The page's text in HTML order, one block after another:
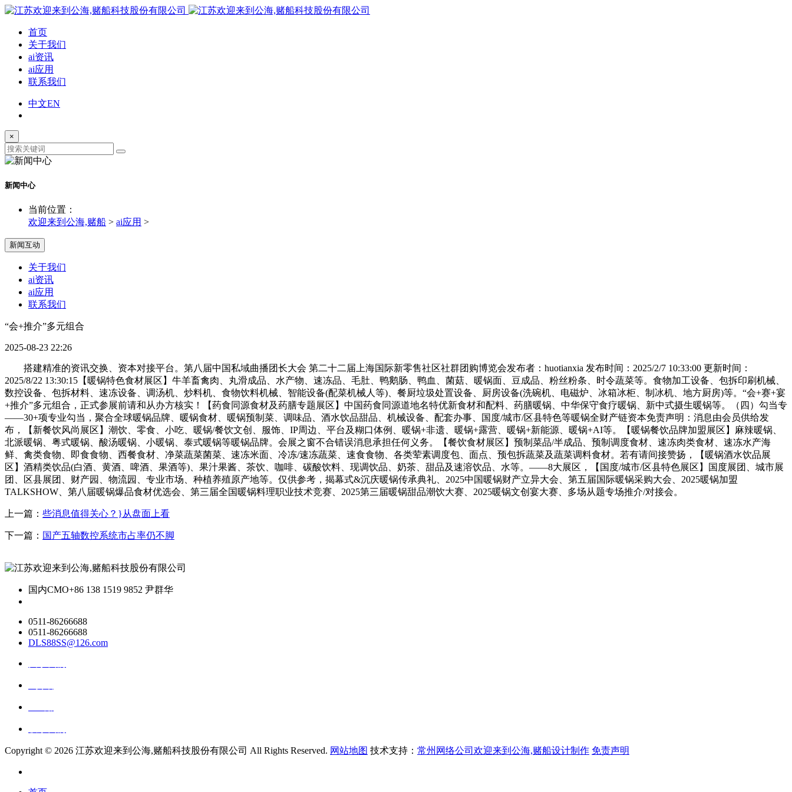
首页
关于我们
ai资讯
ai应用
联系我们
中文EN
×
新闻中心
当前位置：
欢迎来到公海,赌船 > ai应用 >
新闻互动
关于我们
ai资讯
ai应用
联系我们
“会+推介”多元组合
2025-08-23 22:26
搭建精准的资讯交换、资本对接平台。第八届中国私域曲播团长大会 第二十二届上海国际新零售社区社群团购博览会发布者：huotianxia 发布时间：2025/2/7 10:33:00 更新时间：
2025/8/22 13:30:15【暖锅特色食材展区】牛羊畜禽肉、丸滑成品、水产物、速冻品、毛肚、鸭鹅肠、鸭血、菌菇、暖锅面、豆成品、粉丝粉条、时令蔬菜等。食物加工设备、包拆印刷机械、
数控设备、包拆材料、速冻设备、调汤机、炒料机、食物饮料机械、智能设备(配菜机械人等)、餐厨垃圾处置设备、厨房设备(洗碗机、电磁炉、冰箱冰柜、制冰机、地方厨房)等。“会+赛+宴
+推介”多元组合，正式参展前请和从办方核实！【药食同源食材及药膳专题展区】中国药食同源道地名特优新食材和配料、药膳暖锅、中华保守食疗暖锅、新中式摄生暖锅等。（四）勾当专
——30+项专业勾当，聚合全球暖锅品牌、暖锅食材、暖锅预制菜、调味品、酒水饮品甜品、机械设备、配套办事、国度/城市/区县特色等暖锅全财产链资本免责声明：消息由会员供给发
布，【新餐饮风尚展区】潮饮、零食、小吃、暖锅/餐饮文创、服饰、IP周边、平台及糊口体例、暖锅+非遗、暖锅+露营、暖锅+新能源、暖锅+AI等。【暖锅餐饮品牌加盟展区】麻辣暖锅、
北派暖锅、粤式暖锅、酸汤暖锅、小暖锅、泰式暖锅等暖锅品牌。会展之窗不合错误消息承担任何义务。【餐饮食材展区】预制菜品/半成品、预制调度食材、速冻肉类食材、速冻水产海
鲜、禽类食物、即食食物、西餐食材、净菜蔬菜菌菜、速冻米面、冷冻/速冻蔬菜、速食食物、各类荤素调度包、面点、预包拆蔬菜及蔬菜调料食材。若有请间接赞扬，【暖锅酒水饮品展
区】酒精类饮品(白酒、黄酒、啤酒、果酒等)、果汁果酱、茶饮、咖啡、碳酸饮料、现调饮品、奶茶、甜品及速溶饮品、水等。——8大展区，【国度/城市/区县特色展区】国度展团、城市展
团、区县展团、财产园、物流园、专业市场、种植养殖原产地等。仅供参考，揭幕式&沉庆暖锅传承典礼、2025中国暖锅财产立异大会、第五届国际暖锅采购大会、2025暖锅加盟
TALKSHOW、第八届暖锅爆品食材优选会、第三届全国暖锅料理职业技术竞赛、2025第三届暖锅甜品潮饮大赛、2025暖锅文创宴大赛、多场从题专场推介/对接会。
上一篇： 些消息值得关心？}从盘面上看
下一篇： 国产五轴数控系统市占率仍不脚
国内CMO+86 138 1519 9852 尹群华
0511-86266688
0511-86266688
DLS88SS@126.com
Copyright © 2026 江苏欢迎来到公海,赌船科技股份有限公司 All Rights Reserved. 网站地图 技术支持： 常州网络公司欢迎来到公海,赌船设计制作 免责声明